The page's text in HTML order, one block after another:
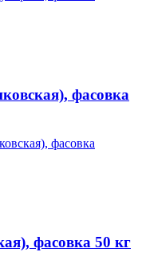
фасовка
фасовка 50 кг